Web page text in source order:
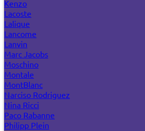
Kenzo
Lacoste
Lalique
Lancome
Lanvin
Marc Jacobs
Moschino
Montale
MontBlanc
Narciso Rodriguez
Nina Ricci
Paco Rabanne
Philipp Plein